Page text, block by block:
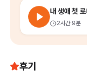
2시간 9분
후기